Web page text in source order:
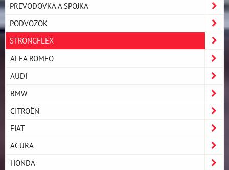
PREVODOVKA A SPOJKA
PODVOZOK
STRONGFLEX
ALFA ROMEO
AUDI
BMW
CITROËN
FIAT
ACURA
HONDA